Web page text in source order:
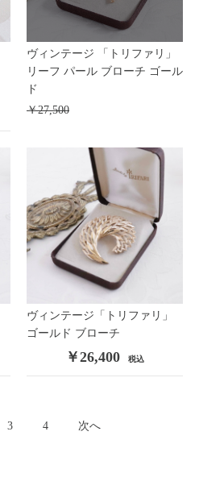
ヴィンテージ 「トリファリ」
リーフ パール ブローチ ゴール
ド
￥27,500
ヴィンテージ「トリファリ」
ゴールド ブローチ
￥26,400 税込
3 4 次へ